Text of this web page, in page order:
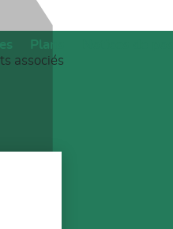
associés
Plans